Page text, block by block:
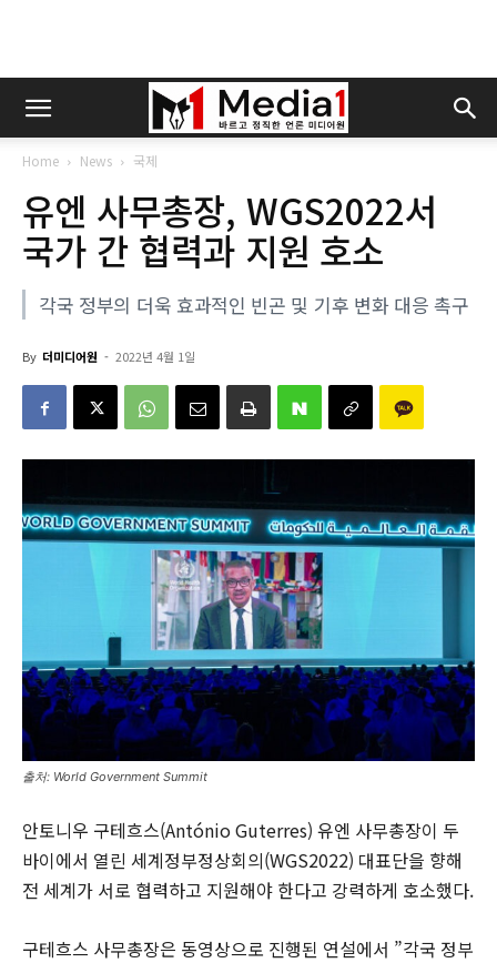
Home News 국제
유엔 사무총장, WGS2022서
국가 간 협력과 지원 호소
각국 정부의 더욱 효과적인 빈곤 및 기후 변화 대응 촉구
By 더미디어원 - 2022년 4월 1일
출처: World Government Summit
안토니우 구테흐스(António Guterres) 유엔 사무총장이 두
바이에서 열린 세계정부정상회의(WGS2022) 대표단을 향해
전 세계가 서로 협력하고 지원해야 한다고 강력하게 호소했다.
구테흐스 사무총장은 동영상으로 진행된 연설에서 ”각국 정부